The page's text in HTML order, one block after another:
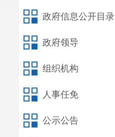
政府信息公开目录
政府领导
组织机构
人事任免
公示公告